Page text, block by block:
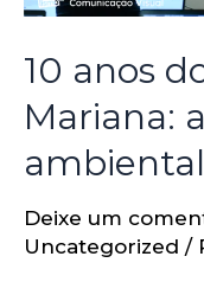
10 anos
Mariana:
Deixe um
Uncategorized /